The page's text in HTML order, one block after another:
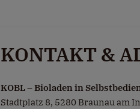
KONTAKT &
KOBL – Bioladen in
Stadtplatz 8, 5280 Braunau am